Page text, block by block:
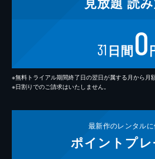
31 日間0
※無料トライアル期間終了日の翌日が属する月から月
※日割りでのご請求はいたしません。
最新作のレンタル
ポイント プレ